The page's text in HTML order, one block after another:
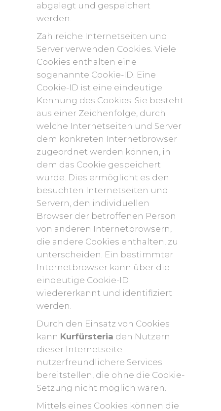
abgelegt und gespeichert
werden.
Zahlreiche Internetseiten und
Server verwenden Cookies. Viele
Cookies enthalten eine
sogenannte Cookie-ID. Eine
Cookie-ID ist eine eindeutige
Kennung des Cookies. Sie besteht
aus einer Zeichenfolge, durch
welche Internetseiten und Server
dem konkreten Internetbrowser
zugeordnet werden können, in
dem das Cookie gespeichert
wurde. Dies ermöglicht es den
besuchten Internetseiten und
Servern, den individuellen
Browser der betroffenen Person
von anderen Internetbrowsern,
die andere Cookies enthalten, zu
unterscheiden. Ein bestimmter
Internetbrowser kann über die
eindeutige Cookie-ID
wiedererkannt und identifiziert
werden.
Durch den Einsatz von Cookies
kann Kurfürsteria den Nutzern
dieser Internetseite
nutzerfreundlichere Services
bereitstellen, die ohne die Cookie-
Setzung nicht möglich wären.
Mittels eines Cookies können die